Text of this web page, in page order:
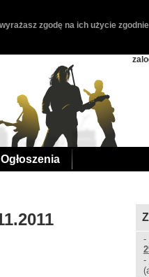
zgodę na ich użycie
Ogłoszenia
-
-